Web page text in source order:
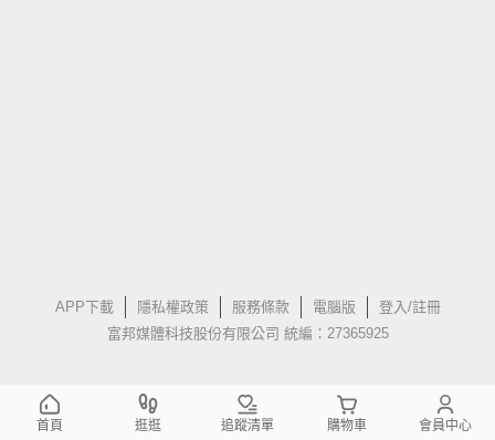
APP下載 隱私權政策 服務條款 電腦版
登入/註冊
富邦媒體科技股份有限公司 統編：27365925
首頁 逛逛 追蹤清單 購物車 會員中心